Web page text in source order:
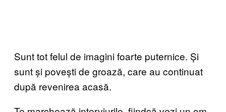
Sunt tot felul de imagini foarte puternice. Și
sunt și povești de groază, care au continuat
după revenirea acasă.